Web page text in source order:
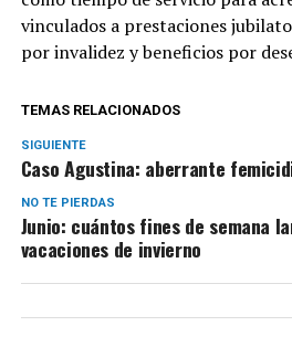
vinculados a prestaciones
por invalidez y beneficios por
TEMAS RELACIONADOS
SIGUIENTE
Caso Agustina: aberrante
NO TE PIERDAS
Junio: cuántos fines de semana
vacaciones de invierno